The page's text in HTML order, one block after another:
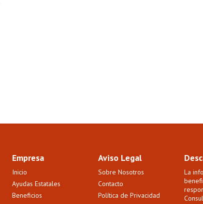
Empresa
Inicio
Ayudas Estatales
Beneficios
Aviso Legal
Sobre Nosotros
Contacto
Política de Privacidad
La